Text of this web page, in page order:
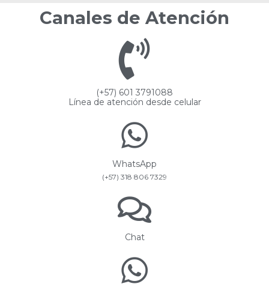
Canales de Atención
(+57) 601 3791088
Línea de atención desde celular
WhatsApp
(+57) 318 806 7329
Chat